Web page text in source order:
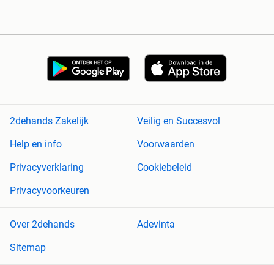
2dehands Zakelijk
Veilig en Succesvol
Help en info
Voorwaarden
Privacyverklaring
Cookiebeleid
Privacyvoorkeuren
Over 2dehands
Adevinta
Sitemap